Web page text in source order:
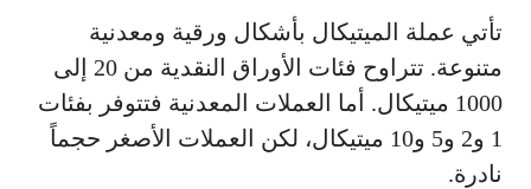
تأتي عملة الميتيكال بأشكال ورقية ومعدنية
متنوعة. تتراوح فئات الأوراق النقدية من 20 إلى
1000 ميتيكال. أما العملات المعدنية فتتوفر بفئات
1 و2 و5 و10 ميتيكال، لكن العملات الأصغر حجماً
نادرة.